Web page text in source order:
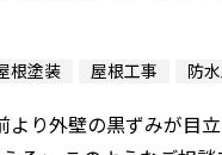
根塗装 屋根工事 防
り外壁の黒ずみが目